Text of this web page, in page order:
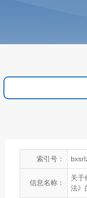
索引号：
信息名称：
关于
法》